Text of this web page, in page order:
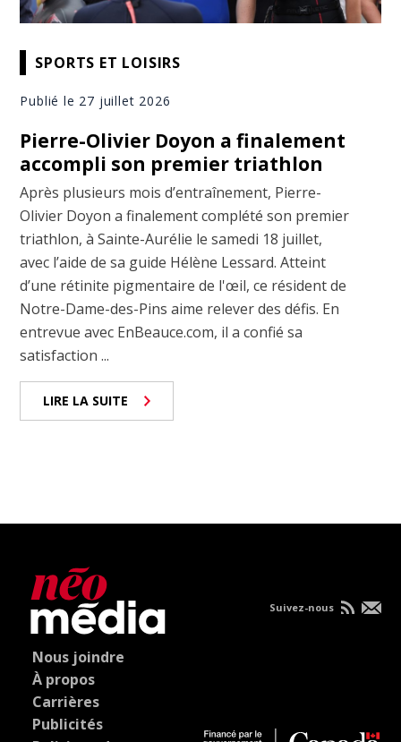
SPORTS ET LOISIRS
Publié le 27 juillet 2026
Pierre-Olivier Doyon a finalement
accompli son premier triathlon
Après plusieurs mois d’entraînement, Pierre-
Olivier Doyon a finalement complété son premier
triathlon, à Sainte-Aurélie le samedi 18 juillet,
avec l’aide de sa guide Hélène Lessard. Atteint
d’une rétinite pigmentaire de l'œil, ce résident de
Notre-Dame-des-Pins aime relever des défis. En
entrevue avec EnBeauce.com, il a confié sa
satisfaction ...
LIRE LA SUITE
Nous joindre
À propos
Carrières
Publicités
Suivez-nous